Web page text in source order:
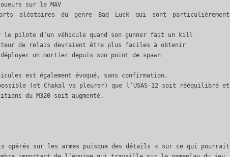
sur le MAV
aléatoires du genre Bad Luck qui sont particulièrement
le pilote d’un véhicule quand son gunner fait un kill
de relais devraient être plus faciles à obtenir
un mortier depuis son point de spawn
est également évoqué, sans confirmation.
(et Chakal va pleurer) que l’USAS-12 soit rééquilibré et
du M320 soit augmenté.
opérés sur les armes puisque des détails « sur ce qui pourrait